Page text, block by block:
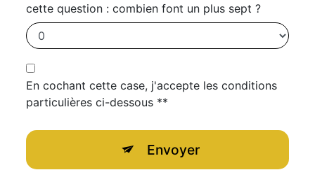
cette question : combien font un plus sept ?
En cochant cette case, j'accepte les conditions
particulières ci-dessous **
Envoyer